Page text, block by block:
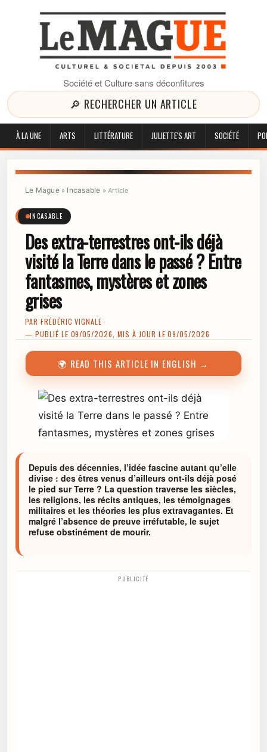
Société et Culture sans déconfitures
🔎 RECHERCHER UN ARTICLE
À LA UNE ARTS LITTÉRATURE JULIETTE'S ART SOCIÉTÉ
Le Mague» Incasable »Article
INCASABLE
Des extra-terrestres ont-ils déjà
visité la Terre dans le passé ? Entre
fantasmes, mystères et zones
grises
PAR FRÉDÉRIC VIGNALE
— PUBLIÉ LE 09/05/2026, MIS À JOUR LE 09/05/2026
🌍 READ THIS ARTICLE IN ENGLISH →
Depuis des décennies, l’idée fascine autant qu’elle
divise : des êtres venus d’ailleurs ont-ils déjà posé
le pied sur Terre ? La question traverse les siècles,
les religions, les récits antiques, les témoignages
militaires et les théories les plus extravagantes. Et
malgré l’absence de preuve irréfutable, le sujet
refuse obstinément de mourir.
PUBLICITÉ